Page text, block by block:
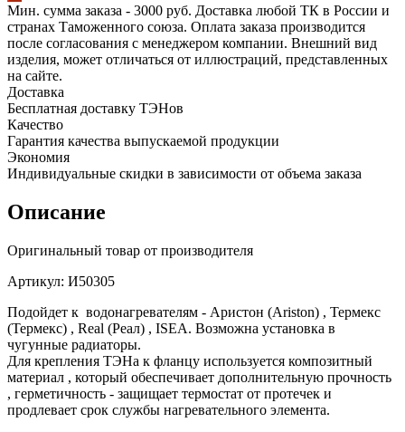
водонагревателя
Ariston,
Real
1.2
кВт
+
термостат
+
прокладка,
И50305
Мин. сумма заказа - 3000 руб. Доставка любой ТК в России и
странах Таможенного союза. Оплата заказа производится
после согласования с менеджером компании. Внешний вид
изделия, может отличаться от иллюстраций, представленных
на сайте.
Доставка
Бесплатная доставку ТЭНов
Качество
Гарантия качества выпускаемой продукции
Экономия
Индивидуальные скидки в зависимости от объема заказа
Описание
Оригинальный товар от производителя
Артикул: И50305
Подойдет к водонагревателям - Аристон (Ariston) , Термекс
(Термекс) , Real (Реал) , ISEA. Возможна установка в
чугунные радиаторы.
Для крепления ТЭНа к фланцу используется композитный
материал , который обеспечивает дополнительную прочность
, герметичность - защищает термостат от протечек и
продлевает срок службы нагревательного элемента.